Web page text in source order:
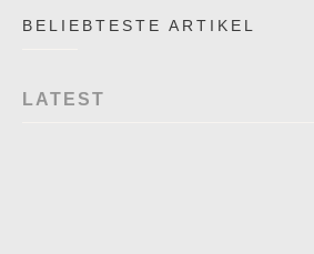
BELIEBTESTE ARTIKEL
LATEST